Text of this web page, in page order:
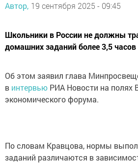
Автор, 19 сентября 2025 - 09:45
Школьники в России не должны
домашних заданий более 3,5 часов
Об этом заявил глава
в интервью РИА Новости на полях
экономического форума.
По словам Кравцова, нормы
заданий различаются в